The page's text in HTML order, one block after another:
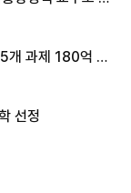
개 과제 180억 지
선정